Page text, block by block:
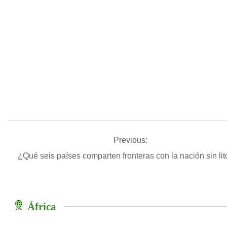
Previous:
¿Qué seis países comparten fronteras con la nación sin
África